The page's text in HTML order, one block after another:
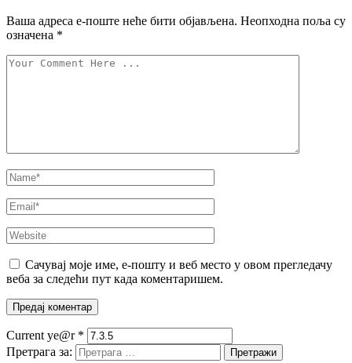
Ваша адреса е-поште неће бити објављена. Неопходна поља су
означена *
Сачувај моје име, е-пошту и веб место у овом прегледачу
веба за следећи пут када коментаришем.
Current ye@r *
Претрага за: